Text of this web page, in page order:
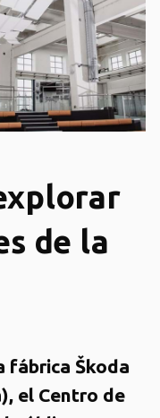
de la
fábrica Škoda
el Centro de